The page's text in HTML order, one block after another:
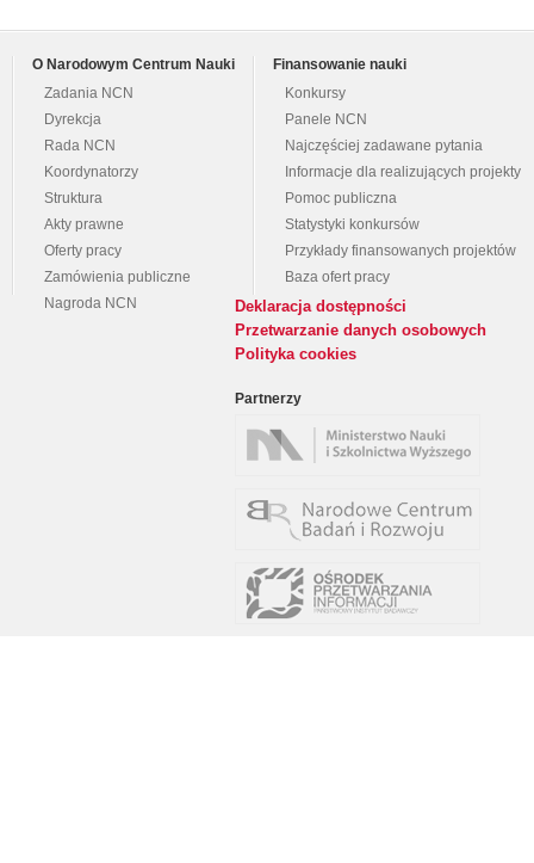
O Narodowym Centrum Nauki
Zadania NCN
Dyrekcja
Rada NCN
Koordynatorzy
Struktura
Akty prawne
Oferty pracy
Zamówienia publiczne
Nagroda NCN
Finansowanie nauki
Konkursy
Panele NCN
Najczęściej zadawane pytania
Informacje dla realizujących projekty
Pomoc publiczna
Statystyki konkursów
Przykłady finansowanych projektów
Baza ofert pracy
Deklaracja dostępności
Przetwarzanie danych osobowych
Polityka cookies
Partnerzy